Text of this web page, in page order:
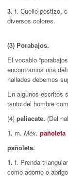
3. f. Cuello postizo,
diversos colores.
(3) Porabajos.
El vocablo
encontramos una
hallados debemos
En algunos escritos
tanto del hombre
(4) paliacate. (Del
1. m. Méx. pañoleta
pañoleta.
1. f. Prenda
como adorno o